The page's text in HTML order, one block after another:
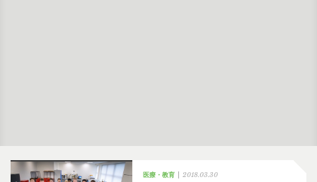
医療・教育 2018.03.30